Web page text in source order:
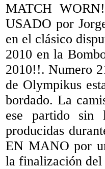
MATCH
USADO por
en el clásico
2010 en la
2010!!. Numero
de Olympikus
bordado. La
ese partido sin
producidas
EN MANO por
la finalización